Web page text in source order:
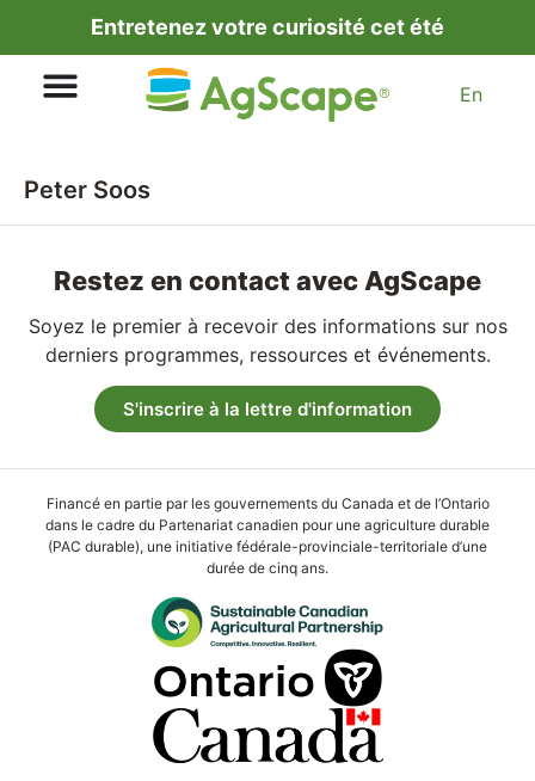
Entretenez votre curiosité cet été
En
Peter Soos
Restez en contact avec AgScape
Soyez le premier à recevoir des informations sur nos
derniers programmes, ressources et événements.
S'inscrire à la lettre d'information
Financé en partie par les gouvernements du Canada et de l’Ontario
dans le cadre du Partenariat canadien pour une agriculture durable
(PAC durable), une initiative fédérale-provinciale-territoriale d’une
durée de cinq ans.